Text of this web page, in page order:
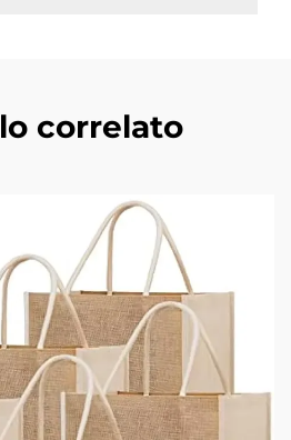
correlato